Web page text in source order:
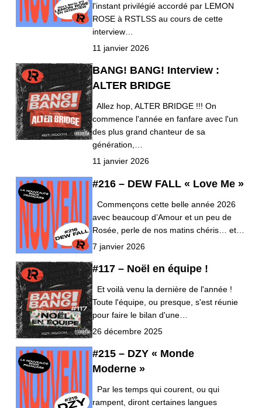
l'instant privilégié accordé par LEMON
ROSE à RSTLSS au cours de cette
interview…
11 janvier 2026
BANG! BANG! Interview :
ALTER BRIDGE
Allez hop, ALTER BRIDGE !!! On
commence l'année en fanfare avec l'un
des plus grand chanteur de sa
génération,…
11 janvier 2026
#216 – DEW FALL « Love Me »
Commençons cette belle année 2026
avec beaucoup d’Amour et un peu de
Rosée, perle de nos matins chéris… et…
7 janvier 2026
#117 – Noël en équipe !
Et voilà venu la dernière de l'année !
Toute l'équipe, ou presque, s'est réunie
pour faire le bilan d'une…
26 décembre 2025
#215 – DZY « Monde
Moderne »
Par les temps qui courent, ou qui
rampent, diront certaines langues